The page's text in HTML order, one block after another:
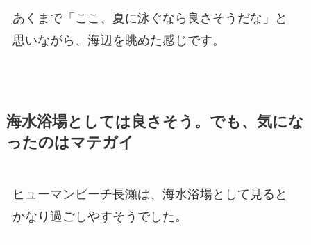
あくまで「ここ、夏に泳ぐなら良さそうだな」と
思いながら、海辺を眺めた感じです。
海水浴場としては良さそう。でも、気にな
ったのはマテガイ
ヒューマンビーチ長瀬は、海水浴場として見ると
かなり過ごしやすそうでした。